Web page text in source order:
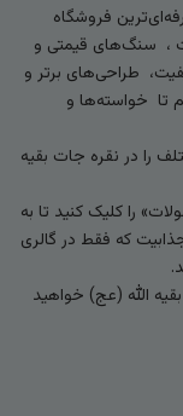
فروشگاه
، سنگ‌های قیمتی و
طراحی‌های برتر و
تا خواسته‌ها و
را در نقره جات بقیه
را کلیک کنید تا به
جذابیت که فقط در گالری
الله (عج) خواهید